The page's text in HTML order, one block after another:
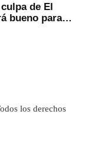
de El
bueno para
los derechos